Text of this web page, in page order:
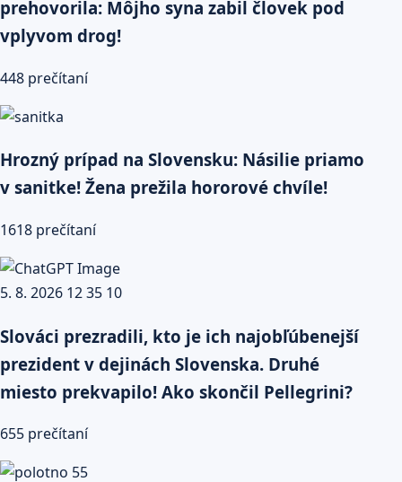
prehovorila: Môjho syna zabil človek pod
vplyvom drog!
448 prečítaní
Hrozný prípad na Slovensku: Násilie priamo
v sanitke! Žena prežila hororové chvíle!
1618 prečítaní
Slováci prezradili, kto je ich najobľúbenejší
prezident v dejinách Slovenska. Druhé
miesto prekvapilo! Ako skončil Pellegrini?
655 prečítaní